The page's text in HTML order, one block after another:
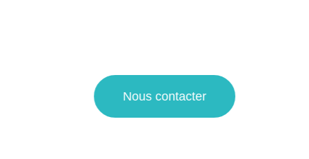
Nous contacter